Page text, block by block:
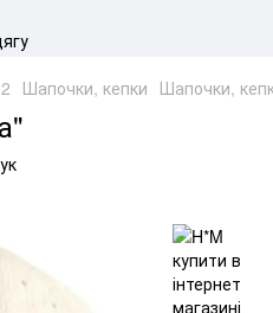
Шапочки, кепки Шапочки,